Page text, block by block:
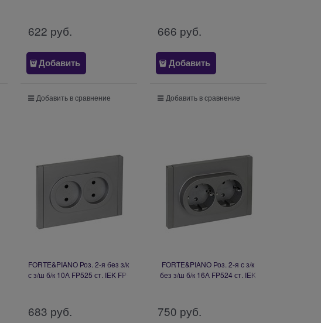
622 руб.
Добавить
Добавить в сравнение
666 руб.
Добавить
Добавить в сравнение
FORTE&PIANO Роз. 2-я без з/к
с з/ш б/к 10А FP525 ст. IEK FP-
683 руб.
FORTE&PIANO Роз. 2-я с з/к
без з/ш б/к 16А FP524 ст. IEK
750 руб.